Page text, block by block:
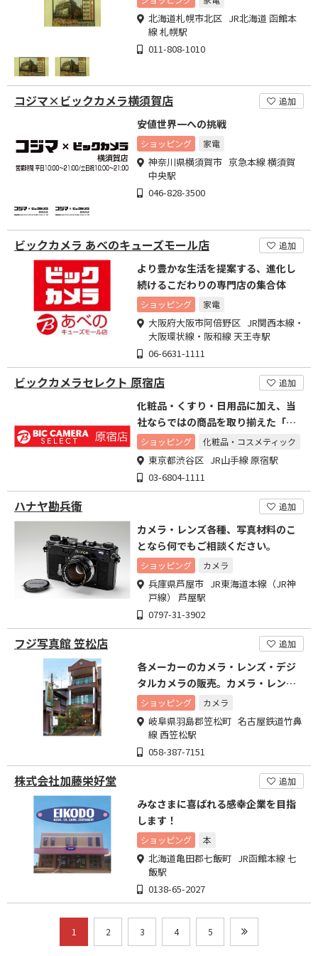
北海道札幌市北区 JR北海道 函館本
線 札幌駅
011-808-1010
コジマ×ビックカメラ横須賀店 追加
安値世界一への挑戦
ショッピング 家電
神奈川県横須賀市 京急本線 横須賀
中央駅
046-828-3500
ビックカメラ あべのキューズモール店 追加
より豊かな生活を提案する、進化し
続けるこだわりの専門店の集合体
ショッピング 家電
大阪府大阪市阿倍野区 JR関西本線・
大阪環状線・阪和線 天王寺駅
06-6631-1111
ビックカメラセレクト 原宿店 追加
化粧品・くすり・日用品に加え、当
社ならではの商品を取り揃えた「ビ
ックカメラセレクト原宿店」
ショッピング 化粧品・コスメティック
東京都渋谷区 JR山手線 原宿駅
03-6804-1111
ハナヤ勘兵衛 追加
カメラ・レンズ各種、写真材料のこ
となら何でもご相談ください。
ショッピング カメラ
兵庫県芦屋市 JR東海道本線（JR神
戸線） 芦屋駅
0797-31-3902
フジ写真館 笠松店 追加
各メーカーのカメラ・レンズ・デジ
タルカメラの販売。カメラ・レンズ
の下取りします。
ショッピング カメラ
岐阜県羽島郡笠松町 名古屋鉄道竹鼻
線 西笠松駅
058-387-7151
株式会社加藤栄好堂 追加
みなさまに喜ばれる感幸企業を目指
します！
ショッピング 本
北海道亀田郡七飯町 JR函館本線 七
飯駅
0138-65-2027
1 2 3 4 5